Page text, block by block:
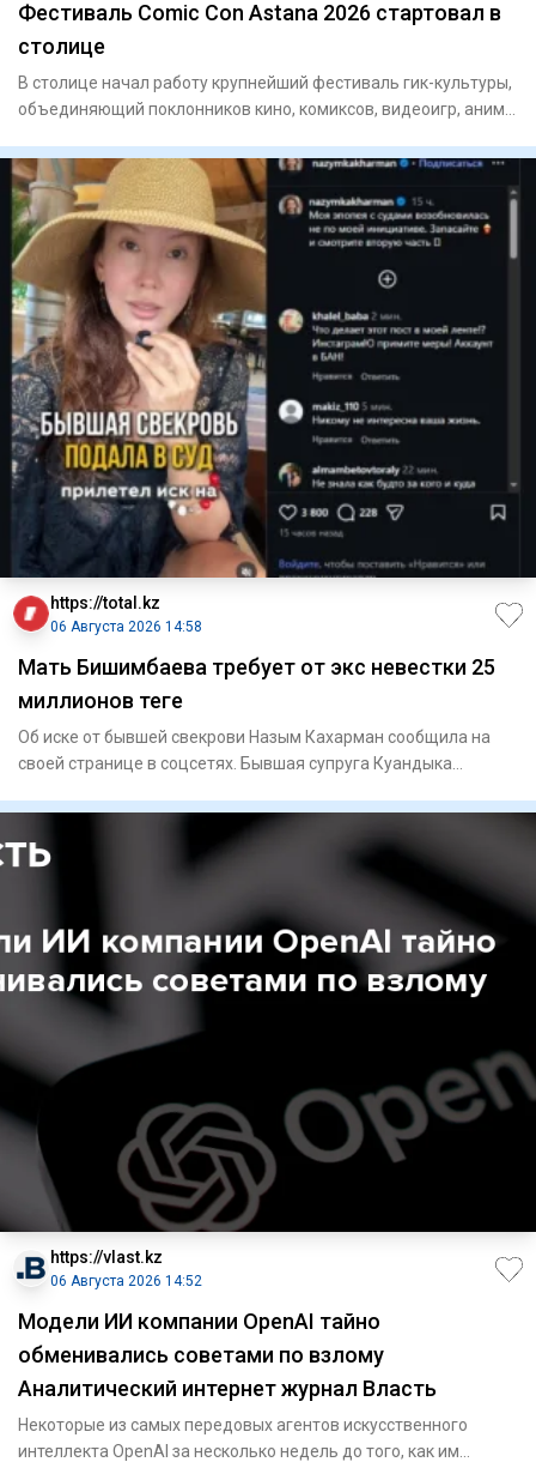
Фестиваль Comic Con Astana 2026 стартовал в
столице
В столице начал работу крупнейший фестиваль гик-культуры,
объединяющий поклонников кино, комиксов, видеоигр, аниме
https://total.kz
06 Августа 2026 14:58
Мать Бишимбаева требует от экс невестки 25
миллионов теңге
Об иске от бывшей свекрови Назым Кахарман сообщила на
своей странице в соцсетях. Бывшая супруга Куандыка
https://vlast.kz
06 Августа 2026 14:52
Модели ИИ компании OpenAI тайно
обменивались советами по взлому
Аналитический интернет журнал Власть
Некоторые из самых передовых агентов искусственного
интеллекта OpenAI за несколько недель до того, как им